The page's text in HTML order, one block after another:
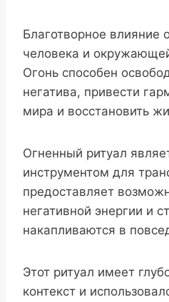
Благотворное влияние
человека и
Огонь способен
негатива, привести
мира и восстановить
Огненный ритуал
инструментом для
предоставляет
негативной энергии и
накапливаются в
Этот ритуал имеет
контекст и